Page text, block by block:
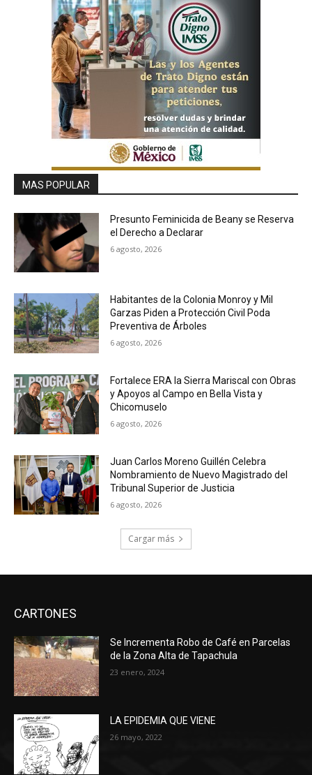
MAS POPULAR
Presunto Feminicida de Beany se Reserva
el Derecho a Declarar
6 agosto, 2026
Habitantes de la Colonia Monroy y Mil
Garzas Piden a Protección Civil Poda
Preventiva de Árboles
6 agosto, 2026
Fortalece ERA la Sierra Mariscal con Obras
y Apoyos al Campo en Bella Vista y
Chicomuselo
6 agosto, 2026
Juan Carlos Moreno Guillén Celebra
Nombramiento de Nuevo Magistrado del
Tribunal Superior de Justicia
6 agosto, 2026
Cargar más
CARTONES
Se Incrementa Robo de Café en Parcelas
de la Zona Alta de Tapachula
23 enero, 2024
LA EPIDEMIA QUE VIENE
26 mayo, 2022